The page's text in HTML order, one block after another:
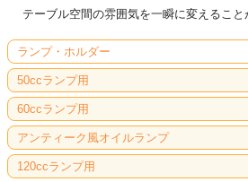
テーブル空間の雰囲気を一瞬に変えること
ランプ・ホルダー
50ccランプ用
60ccランプ用
アンティーク風オイルランプ
120ccランプ用